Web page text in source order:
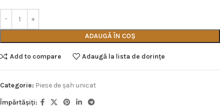
ADAUGĂ ÎN COȘ
Add to compare Adaugă la lista de dorințe
Categorie: Piese de şah unicat
Împărtășiți: